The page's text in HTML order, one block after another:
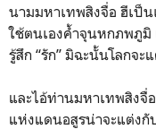
นามมหาเทพสิงจื่อ ฮีเป็
ใช้ตนเองค้ำจุนหกภพภู
รู้สึก “รัก” มิฉะนั้นโลกจะ
และไอ้ท่านมหาเทพสิงจื่
แห่งแดนอสูรน่าจะแต่งกั